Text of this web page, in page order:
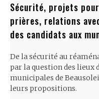
Sécurité, projets
prières, relations
des candidats aux
De la sécurité au
par la question des lieux
municipales de
leurs propositions.